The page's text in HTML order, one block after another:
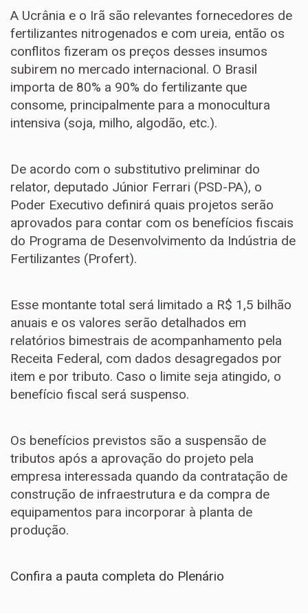
A Ucrânia e o Irã são relevantes fornecedores de
fertilizantes nitrogenados e com ureia, então os
conflitos fizeram os preços desses insumos
subirem no mercado internacional. O Brasil
importa de 80% a 90% do fertilizante que
consome, principalmente para a monocultura
intensiva (soja, milho, algodão, etc.).
De acordo com o substitutivo preliminar do
relator, deputado Júnior Ferrari (PSD-PA), o
Poder Executivo definirá quais projetos serão
aprovados para contar com os benefícios fiscais
do Programa de Desenvolvimento da Indústria de
Fertilizantes (Profert).
Esse montante total será limitado a R$ 1,5 bilhão
anuais e os valores serão detalhados em
relatórios bimestrais de acompanhamento pela
Receita Federal, com dados desagregados por
item e por tributo. Caso o limite seja atingido, o
benefício fiscal será suspenso.
Os benefícios previstos são a suspensão de
tributos após a aprovação do projeto pela
empresa interessada quando da contratação de
construção de infraestrutura e da compra de
equipamentos para incorporar à planta de
produção.
Confira a pauta completa do Plenário